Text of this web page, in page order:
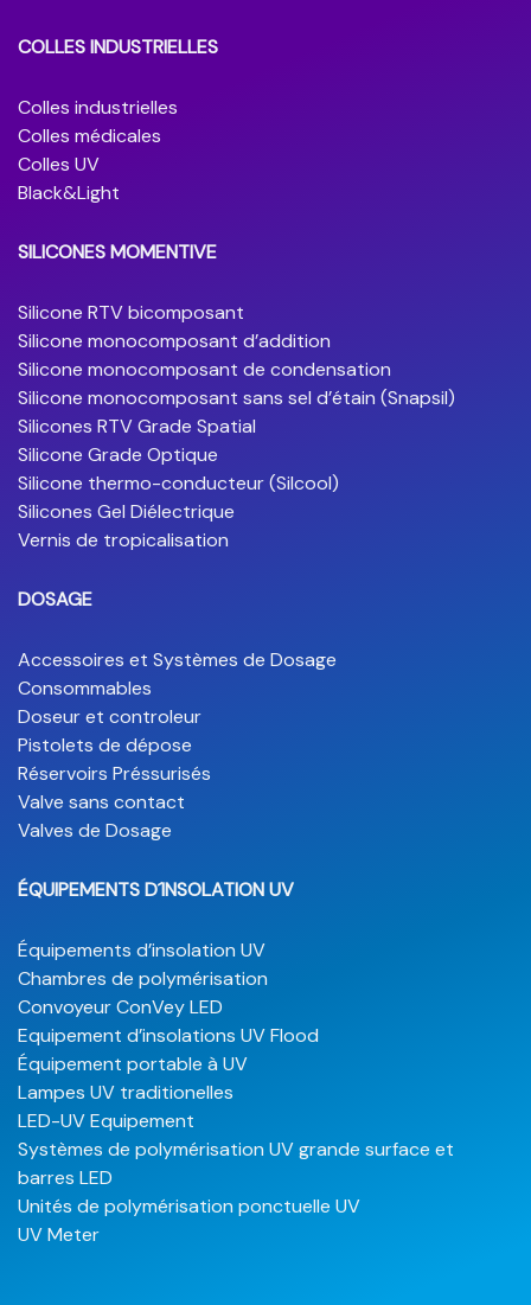
COLLES INDUSTRIELLES
Colles industrielles
Colles médicales
Colles UV
Black&Light
SILICONES MOMENTIVE
Silicone RTV bicomposant
Silicone monocomposant d’addition
Silicone monocomposant de condensation
Silicone monocomposant sans sel d’étain (Snapsil)
Silicones RTV Grade Spatial
Silicone Grade Optique
Silicone thermo-conducteur (Silcool)
Silicones Gel Diélectrique
Vernis de tropicalisation
DOSAGE
Accessoires et Systèmes de Dosage
Consommables
Doseur et controleur
Pistolets de dépose
Réservoirs Préssurisés
Valve sans contact
Valves de Dosage
ÉQUIPEMENTS D´INSOLATION UV
Équipements d’insolation UV
Chambres de polymérisation
Convoyeur ConVey LED
Equipement d’insolations UV Flood
Équipement portable à UV
Lampes UV traditionelles
LED-UV Equipement
Systèmes de polymérisation UV grande surface et
barres LED
Unités de polymérisation ponctuelle UV
UV Meter